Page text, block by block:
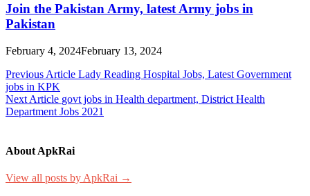
Join the Pakistan Army, latest Army jobs in
Pakistan
February 4, 2024February 13, 2024
Post
navigation
Previous Article Lady Reading Hospital Jobs, Latest Government
jobs in KPK
Next Article govt jobs in Health department, District Health
Department Jobs 2021
About ApkRai
View all posts by ApkRai →